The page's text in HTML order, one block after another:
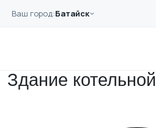
Перейти к основному содержанию
Ваш город:Батайск
Главная
Здание котельной